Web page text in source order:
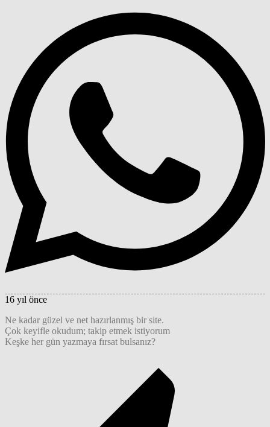
16 yıl önce
Ne kadar güzel ve net hazırlanmış bir site.
Çok keyifle okudum; takip etmek istiyorum
Keşke her gün yazmaya fırsat bulsanız?